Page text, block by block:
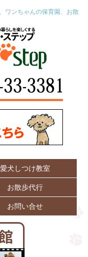
ワンちゃんの保育園、お散
愛犬しつけ教室
お散歩代行
お問い合せ